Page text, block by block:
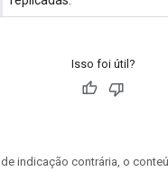
Isso foi útil?
indicação contrária, o